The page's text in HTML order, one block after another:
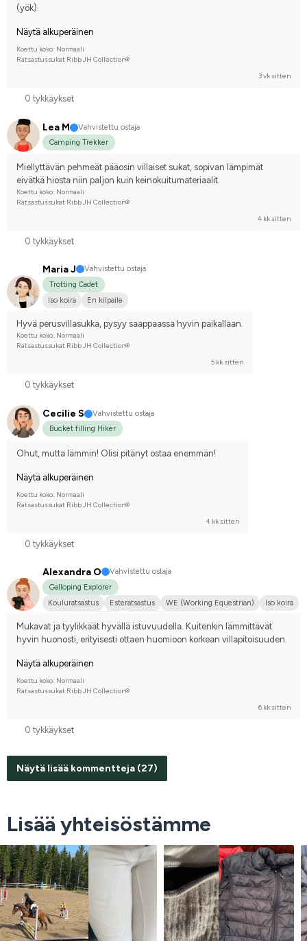
(yök).
Näytä alkuperäinen
Koettu koko: Normaali
Ratsastussukat Ribb JH Collection®
3 vk sitten
0 tykkäykset
Lea M
Vahvistettu ostaja
Camping Trekker
Miellyttävän pehmeät pääosin villaiset sukat, sopivan lämpimät
eivätkä hiosta niin paljon kuin keinokuitumateriaalit.
Koettu koko: Normaali
Ratsastussukat Ribb JH Collection®
4 kk sitten
0 tykkäykset
Maria J
Vahvistettu ostaja
Trotting Cadet
Iso koira
En kilpaile
Hyvä perusvillasukka, pysyy saappaassa hyvin paikallaan.
Koettu koko: Normaali
Ratsastussukat Ribb JH Collection®
5 kk sitten
0 tykkäykset
Cecilie S
Vahvistettu ostaja
Bucket filling Hiker
Ohut, mutta lämmin! Olisi pitänyt ostaa enemmän!
Näytä alkuperäinen
Koettu koko: Normaali
Ratsastussukat Ribb JH Collection®
4 kk sitten
0 tykkäykset
Alexandra O
Vahvistettu ostaja
Galloping Explorer
Kouluratsastus
Esteratsastus WE (Working Equestrian)
Iso koira
Mukavat ja tyylikkäät hyvällä istuvuudella. Kuitenkin lämmittävät
hyvin huonosti, erityisesti ottaen huomioon korkean villapitoisuuden.
Näytä alkuperäinen
Koettu koko: Normaali
Ratsastussukat Ribb JH Collection®
6 kk sitten
0 tykkäykset
Näytä lisää kommentteja (27)
Lisää yhteisöstämme